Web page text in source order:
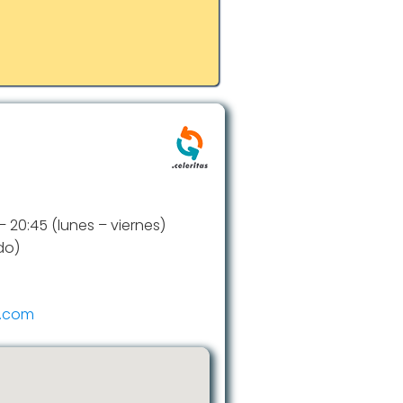
– 20:45 (lunes – viernes)